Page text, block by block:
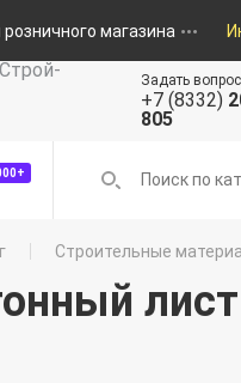
розничного магазина
Задать вопрос
+7 (8332)
805
Строительные